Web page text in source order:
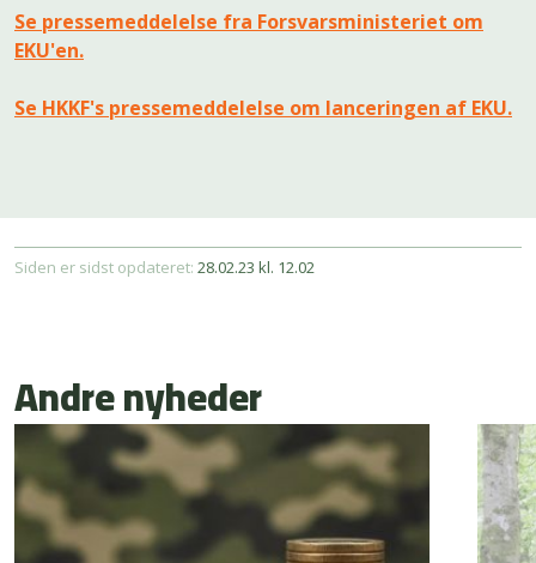
Se pressemeddelelse fra Forsvarsministeriet om
EKU'en.
Se HKKF's pressemeddelelse om lanceringen af EKU.
Siden er sidst opdateret: 28.02.23 kl. 12.02
Andre nyheder